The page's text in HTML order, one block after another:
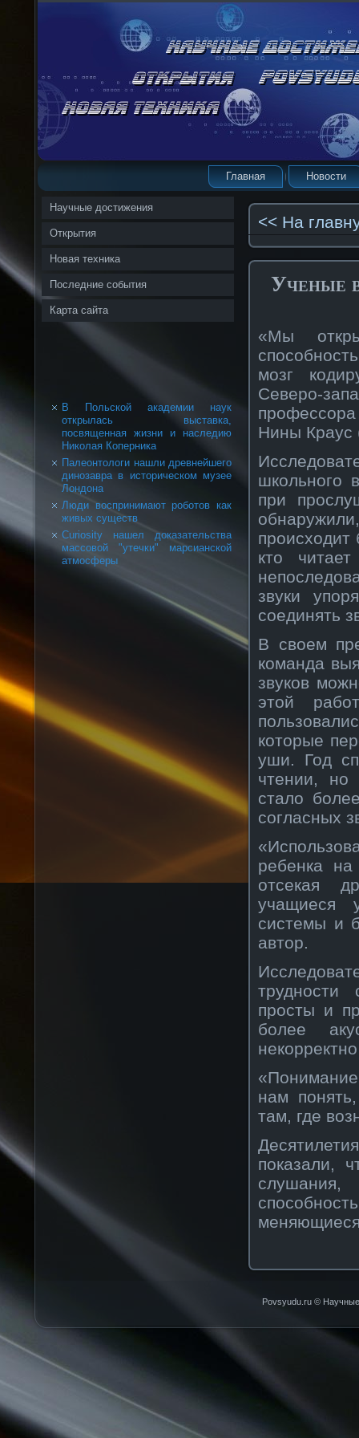
Главная Новости
Научные достижения
Открытия
Новая техника
Последние события
Карта сайта
В Польской академии наук
открылась выставка,
посвященная жизни и наследию
Николая Коперника
Палеонтологи нашли древнейшего
динозавра в историческом музее
Лондона
Люди воспринимают роботов как
живых существ
Curiosity нашел доказательства
массовой "утечки" марсианской
атмосферы
<< На
Ученые
«Мы
мозг
Северо-
Нины Краус
школьного
при
происходит
кто
звуки
соединять
В своем
команда
звуков
этой
которые
уши. Год
чтении, но
стало
согласных
ребенка на
отсекая
учащиеся
системы и
автор.
трудности
просты и
более
«Понимание
нам
там, где
показали,
Povsyudu.ru © Научные